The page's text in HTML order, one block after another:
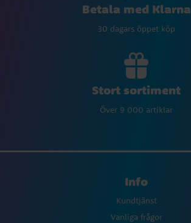
Betala med Klarna
30 dagars öppet köp
Stort sortiment
Över 9 000 artiklar
Info
Kundtjänst
Vanliga frågor